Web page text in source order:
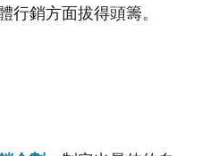
行銷方面拔得頭籌。